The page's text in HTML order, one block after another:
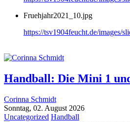
Fruehjahr2021_10.jpg
https://tsv1904feucht.de/images/
Handball: Die Mini 1
Corinna Schmidt
Sonntag, 02. August 2026
Uncategorized Handball